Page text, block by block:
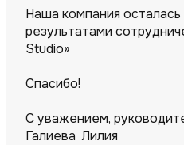
Наша компания
результатами
Studio»
Спасибо!
С уважением,
Галиева Лилия